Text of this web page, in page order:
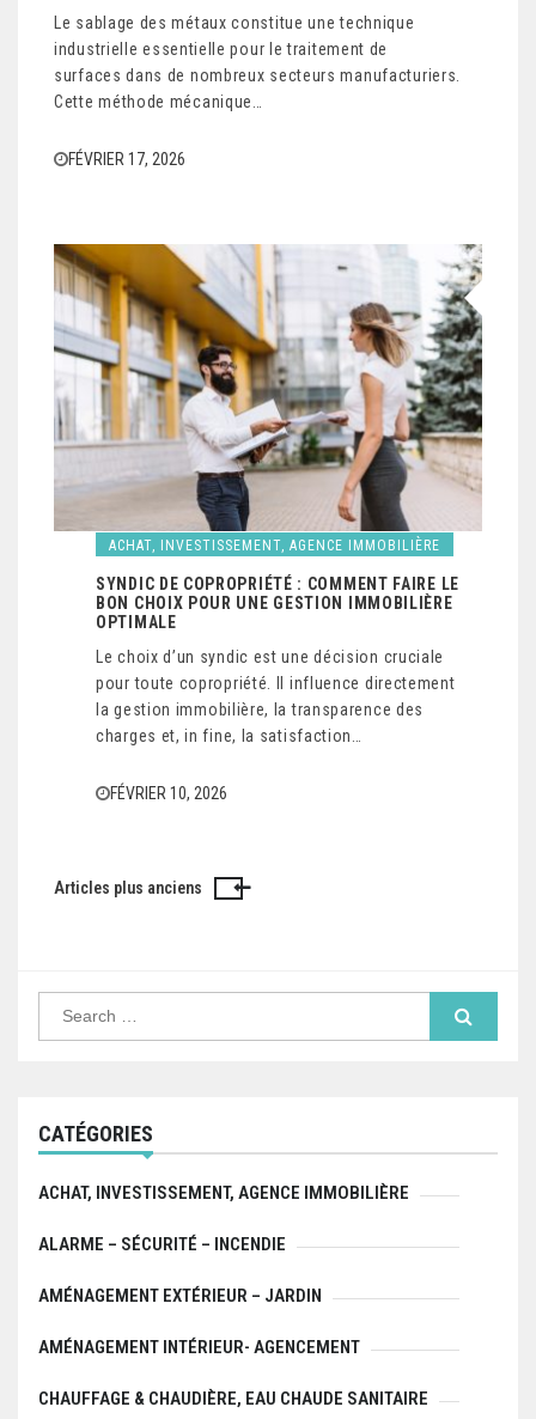
Le sablage des métaux constitue une technique
industrielle essentielle pour le traitement de
surfaces dans de nombreux secteurs manufacturiers.
Cette méthode mécanique…
FÉVRIER 17, 2026
ACHAT, INVESTISSEMENT, AGENCE IMMOBILIÈRE
SYNDIC DE COPROPRIÉTÉ : COMMENT FAIRE LE
BON CHOIX POUR UNE GESTION IMMOBILIÈRE
OPTIMALE
Le choix d’un syndic est une décision cruciale
pour toute copropriété. Il influence directement
la gestion immobilière, la transparence des
charges et, in fine, la satisfaction…
FÉVRIER 10, 2026
Navigation
articles
Articles plus anciens
CATÉGORIES
ACHAT, INVESTISSEMENT, AGENCE IMMOBILIÈRE
ALARME – SÉCURITÉ – INCENDIE
AMÉNAGEMENT EXTÉRIEUR – JARDIN
AMÉNAGEMENT INTÉRIEUR- AGENCEMENT
CHAUFFAGE & CHAUDIÈRE, EAU CHAUDE SANITAIRE